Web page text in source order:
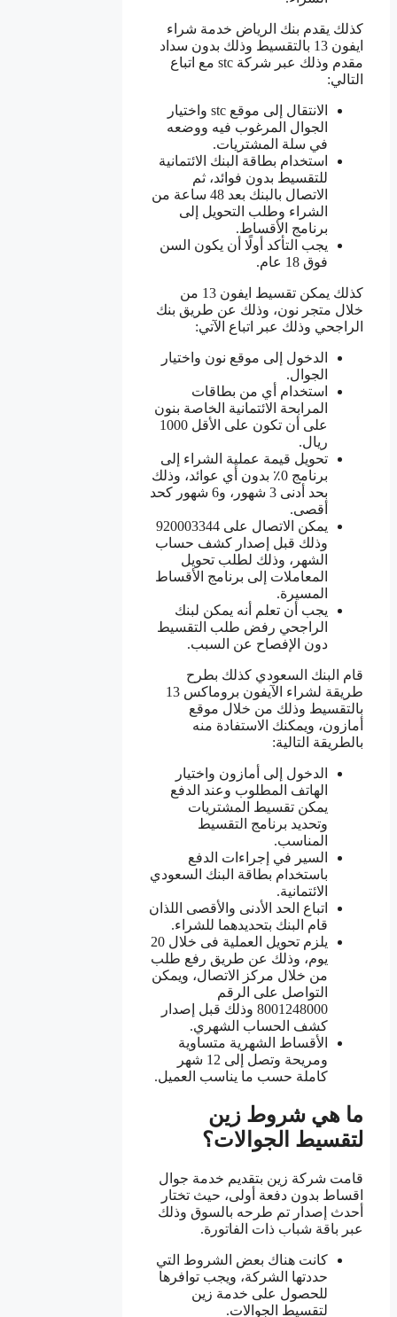
كذلك يقدم بنك الرياض خدمة شراء
ايفون 13 بالتقسيط وذلك بدون سداد
مقدم وذلك عبر شركة stc مع اتباع
التالي:
الانتقال إلى موقع stc واختيار
الجوال المرغوب فيه ووضعه
في سلة المشتريات.
استخدام بطاقة البنك الائتمانية
للتقسيط بدون فوائد، ثم
الاتصال بالبنك بعد 48 ساعة من
الشراء وطلب التحويل إلى
برنامج الأقساط.
يجب التأكد أولًا أن يكون السن
فوق 18 عام.
كذلك يمكن تقسيط ايفون 13 من
خلال متجر نون، وذلك عن طريق بنك
الراجحي وذلك عبر اتباع الآتي:
الدخول إلى موقع نون واختيار
الجوال.
استخدام أي من بطاقات
المرابحة الائتمانية الخاصة بنون
على أن تكون على الأقل 1000
ريال.
تحويل قيمة عملية الشراء إلى
برنامج 0٪ بدون أي عوائد، وذلك
بحد أدنى 3 شهور، و6 شهور كحد
أقصى.
يمكن الاتصال على 920003344
وذلك قبل إصدار كشف حساب
الشهر، وذلك لطلب تحويل
المعاملات إلى برنامج الأقساط
المسيرة.
يجب أن تعلم أنه يمكن لبنك
الراجحي رفض طلب التقسيط
دون الإفصاح عن السبب.
قام البنك السعودي كذلك بطرح
طريقة لشراء الآيفون بروماكس 13
بالتقسيط وذلك من خلال موقع
أمازون، ويمكنك الاستفادة منه
بالطريقة التالية:
الدخول إلى أمازون واختيار
الهاتف المطلوب وعند الدفع
يمكن تقسيط المشتريات
وتحديد برنامج التقسيط
المناسب.
السير في إجراءات الدفع
باستخدام بطاقة البنك السعودي
الائتمانية.
اتباع الحد الأدنى والأقصى اللذان
قام البنك بتحديدهما للشراء.
يلزم تحويل العملية فى خلال 20
يوم، وذلك عن طريق رفع طلب
من خلال مركز الاتصال، ويمكن
التواصل على الرقم
8001248000 وذلك قبل إصدار
كشف الحساب الشهري.
الأقساط الشهرية متساوية
ومريحة وتصل إلى 12 شهر
كاملة حسب ما يناسب العميل.
ما هي شروط زين
لتقسيط الجوالات؟
قامت شركة زين بتقديم خدمة جوال
اقساط بدون دفعة أولى، حيث تختار
أحدث إصدار تم طرحه بالسوق وذلك
عبر باقة شباب ذات الفاتورة.
كانت هناك بعض الشروط التي
حددتها الشركة، ويجب توافرها
للحصول على خدمة زين
لتقسيط الجوالات.